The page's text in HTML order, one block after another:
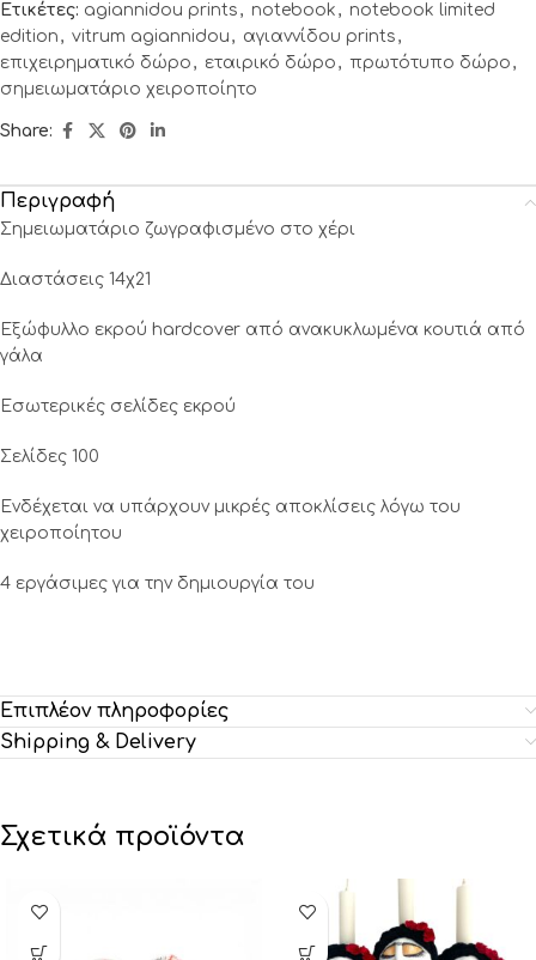
Ετικέτες: agiannidou prints , notebook , notebook limited
edition , vitrum agiannidou , αγιαννίδου prints ,
επιχειρηματικό δώρο , εταιρικό δώρο , πρωτότυπο δώρο ,
σημειωματάριο χειροποίητο
Share:
Περιγραφή
Σημειωματάριο ζωγραφισμένο στο χέρι
Διαστάσεις 14χ21
Εξώφυλλο εκρού hardcover από ανακυκλωμένα κουτιά από
γάλα
Eσωτερικές σελίδες εκρού
Σελίδες 100
Ενδέχεται να υπάρχουν μικρές αποκλίσεις λόγω του
χειροποίητου
4 εργάσιμες για την δημιουργία του
Επιπλέον πληροφορίες
Shipping & Delivery
Σχετικά προϊόντα